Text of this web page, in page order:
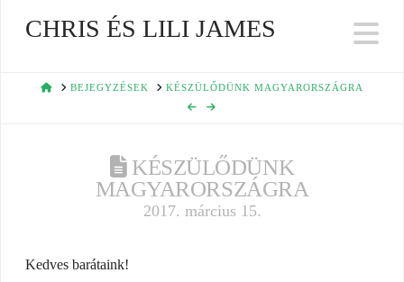
CHRIS ÉS LILI JAMES
HOMEBEJEGYZÉSEK KÉSZÜLŐDÜNK MAGYARORSZÁGRA
KÉSZÜLŐDÜNK
MAGYARORSZÁGRA
2017. március 15.
Kedves barátaink!